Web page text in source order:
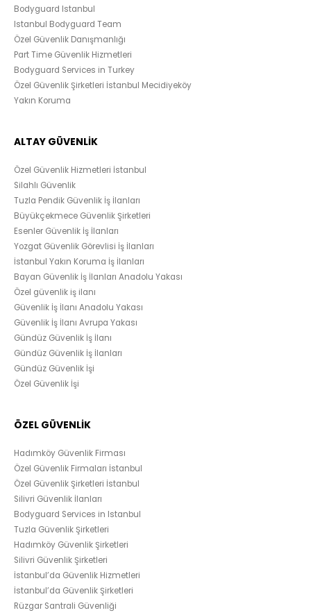
Bodyguard Istanbul
Istanbul Bodyguard Team
Özel Güvenlik Danışmanlığı
Part Time Güvenlik Hizmetleri
Bodyguard Services in Turkey
Özel Güvenlik Şirketleri İstanbul Mecidiyeköy
Yakın Koruma
ALTAY GÜVENLİK
Özel Güvenlik Hizmetleri İstanbul
Silahlı Güvenlik
Tuzla Pendik Güvenlik İş İlanları
Büyükçekmece Güvenlik Şirketleri
Esenler Güvenlik İş İlanları
Yozgat Güvenlik Görevlisi İş İlanları
İstanbul Yakın Koruma İş İlanları
Bayan Güvenlik İş İlanları Anadolu Yakası
Özel güvenlik iş ilanı
Güvenlik İş İlanı Anadolu Yakası
Güvenlik İş İlanı Avrupa Yakası
Gündüz Güvenlik İş İlanı
Gündüz Güvenlik İş İlanları
Gündüz Güvenlik İşi
Özel Güvenlik İşi
ÖZEL GÜVENLİK
Hadımköy Güvenlik Firması
Özel Güvenlik Firmaları İstanbul
Özel Güvenlik Şirketleri İstanbul
Silivri Güvenlik İlanları
Bodyguard Services in Istanbul
Tuzla Güvenlik Şirketleri
Hadımköy Güvenlik Şirketleri
Silivri Güvenlik Şirketleri
İstanbul’da Güvenlik Hizmetleri
İstanbul’da Güvenlik Şirketleri
Rüzgar Santrali Güvenliği